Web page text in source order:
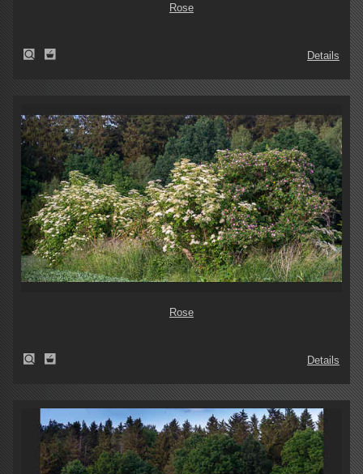
Rose
Details
Rose
Details